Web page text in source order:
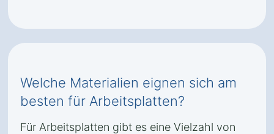
Welche Materialien eignen sich am
besten für Arbeitsplatten?
Für Arbeitsplatten gibt es eine Vielzahl von